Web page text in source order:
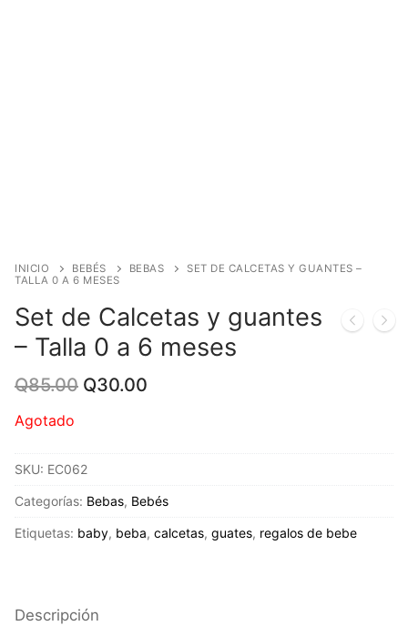
INICIO BEBÉS BEBAS
SET DE CALCETAS Y GUANTES –
TALLA 0 A 6 MESES
Set de Calcetas y guantes
– Talla 0 a 6 meses
Q85.00 Original
Q30.00
Agotado
SKU: EC062
Categorías: Bebas, Bebés
Etiquetas: baby, beba, calcetas, guates, regalos de bebe
Descripción